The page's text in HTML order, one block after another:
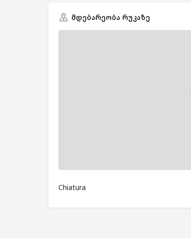
მდებარეობა რუკაზე
Chiatura